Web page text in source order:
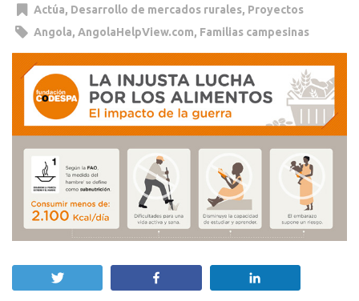
Actúa, Desarrollo de mercados rurales, Proyectos
Angola, AngolaHelpView.com, Familias campesinas